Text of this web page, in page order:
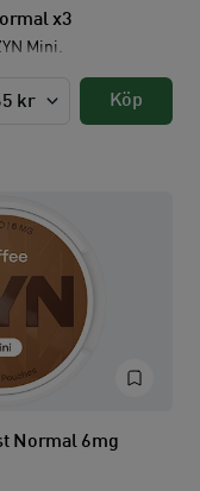
x3
Mini.
kr Köp
Normal 6mg